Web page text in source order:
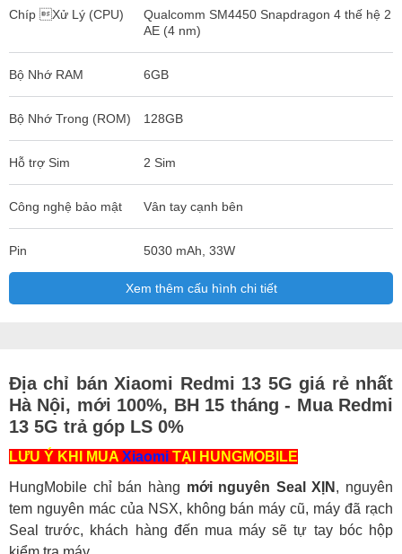
Chíp Xử Lý (CPU)
Qualcomm SM4450 Snapdragon 4 thế hệ 2
AE (4 nm)
Bộ Nhớ RAM 6GB
Bộ Nhớ Trong (ROM) 128GB
Hỗ trợ Sim 2 Sim
Công nghệ bảo mật Vân tay cạnh bên
Pin 5030 mAh, 33W
Xem thêm cấu hình chi tiết
Địa chỉ bán Xiaomi Redmi 13 5G giá rẻ nhất
Hà Nội, mới 100%, BH 15 tháng - Mua Redmi
13 5G trả góp LS 0%
LƯU Ý KHI MUA Xiaomi TẠI HUNGMOBILE
HungMobile chỉ bán hàng mới nguyên Seal XỊN , nguyên
tem nguyên mác của NSX, không bán máy cũ, máy đã rạch
Seal trước, khách hàng đến mua máy sẽ tự tay bóc hộp